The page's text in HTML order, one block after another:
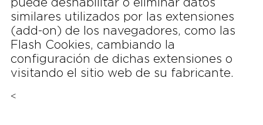
puede deshabilitar o eliminar datos
similares utilizados por las extensiones
(add-on) de los navegadores, como las
Flash Cookies, cambiando la
configuración de dichas extensiones o
visitando el sitio web de su fabricante.
<